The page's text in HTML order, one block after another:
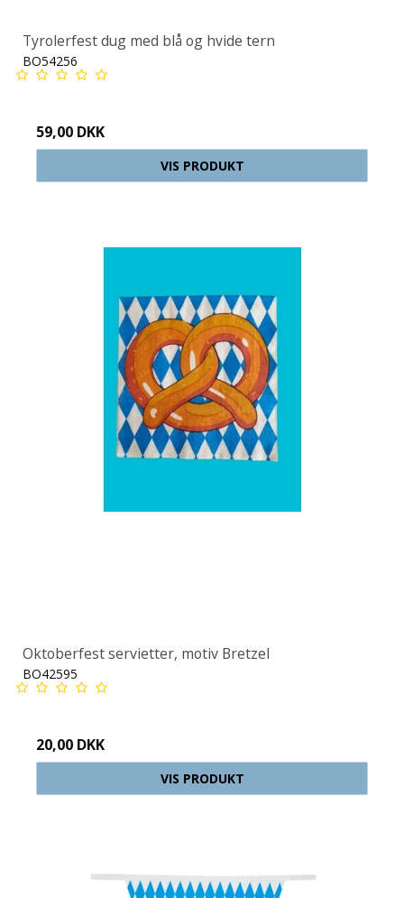
Tyrolerfest dug med blå og hvide tern
BO54256
59,00 DKK
VIS PRODUKT
Oktoberfest servietter, motiv Bretzel
BO42595
20,00 DKK
VIS PRODUKT